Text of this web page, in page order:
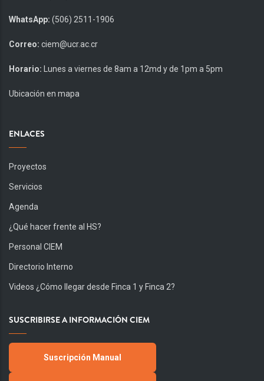
WhatsApp: (506) 2511-1906
Correo: ciem@ucr.ac.cr
Horario: Lunes a viernes de 8am a 12md y de 1pm a 5pm
Ubicación en mapa
ENLACES
Proyectos
Servicios
Agenda
¿Qué hacer frente al HS?
Personal CIEM
Directorio Interno
Videos ¿Cómo llegar desde Finca 1 y Finca 2?
SUSCRIBIRSE A INFORMACIÓN CIEM
Suscripción Manual